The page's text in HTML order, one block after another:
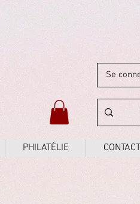
Se
PHILATÉLIE CONTACT